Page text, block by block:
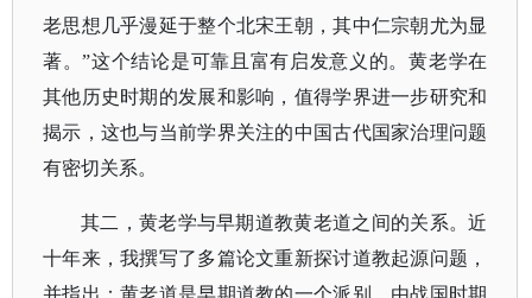
老思想几乎漫延于整个北宋王朝，其中仁宗朝尤为显
著。”这个结论是可靠且富有启发意义的。黄老学在
其他历史时期的发展和影响，值得学界进一步研究和
揭示，这也与当前学界关注的中国古代国家治理问题
有密切关系。
其二，黄老学与早期道教黄老道之间的关系。近
十年来，我撰写了多篇论文重新探讨道教起源问题，